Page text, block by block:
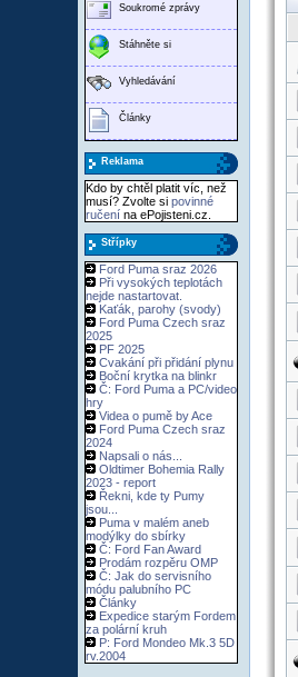
Soukromé zprávy
Stáhněte si
Vyhledávání
Články
Reklama
Kdo by chtěl platit víc, než
musí? Zvolte si povinné
ručení na ePojisteni.cz.
Střípky
Ford Puma sraz 2026
Při vysokých teplotách
nejde nastartovat.
Kaťák, parohy (svody)
Ford Puma Czech sraz
2025
PF 2025
Cvakání při přidání plynu
Boční krytka na blinkr
Č: Ford Puma a PC/video
hry
Videa o pumě by Ace
Ford Puma Czech sraz
2024
Napsali o nás...
Oldtimer Bohemia Rally
2023 - report
Řekni, kde ty Pumy
jsou...
Puma v malém aneb
modýlky do sbírky
Č: Ford Fan Award
Prodám rozpěru OMP
Č: Jak do servisního
módu palubního PC
Články
Expedice starým Fordem
za polární kruh
P: Ford Mondeo Mk.3 5D
rv.2004